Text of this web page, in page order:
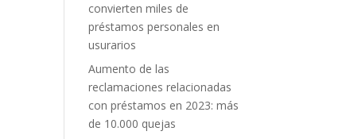
convierten miles de
préstamos personales en
usurarios
Aumento de las
reclamaciones relacionadas
con préstamos en 2023: más
de 10.000 quejas